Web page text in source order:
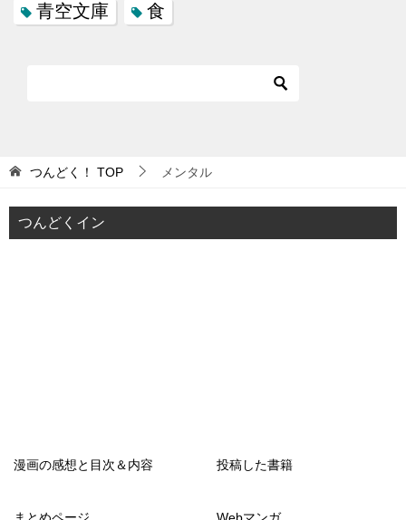
青空文庫
食
つんどく！ TOP メンタル
つんどくイン
漫画の感想と目次＆内容 投稿した書籍